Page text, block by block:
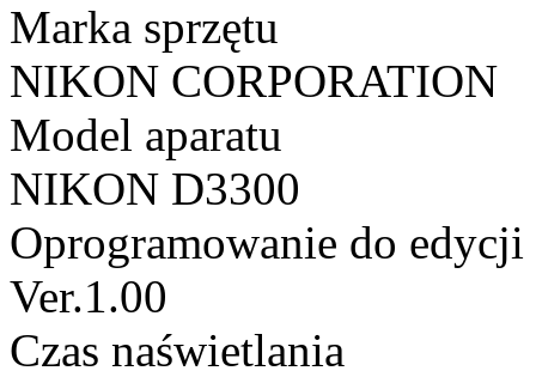
Marka sprzętu
NIKON CORPORATION
Model aparatu
NIKON D3300
Oprogramowanie do edycji
Ver.1.00
Czas naświetlania